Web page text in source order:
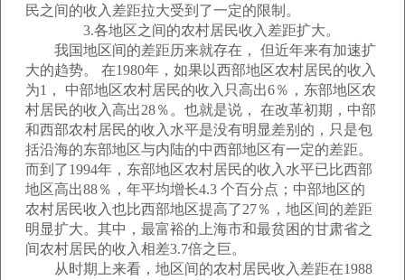
民之间的收入差距拉大受到了一定的限制。
3.各地区之间的农村居民收入差距扩大。
我国地区间的差距历来就存在， 但近年来有加速扩
大的趋势。 在1980年，如果以西部地区农村居民的收入
为1， 中部地区农村居民的收入只高出6％，东部地区农
村居民的收入高出28％。也就是说， 在改革初期，中部
和西部农村居民的收入水平是没有明显差别的，只是包
括沿海的东部地区与内陆的中西部地区有一定的差距。
而到了1994年，东部地区农村居民的收入水平已比西部
地区高出88％，年平均增长4.3 个百分点；中部地区的
农村居民收入也比西部地区提高了27％，地区间的差距
明显扩大。其中，最富裕的上海市和最贫困的甘肃省之
间农村居民的收入相差3.7倍之巨。
从时期上来看，地区间的农村居民收入差距在1988